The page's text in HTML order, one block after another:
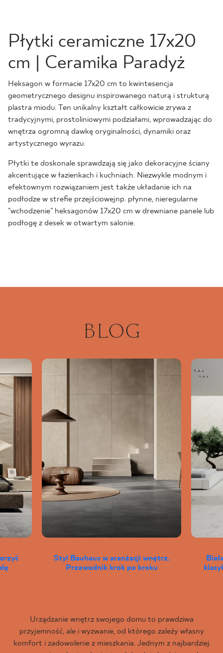
Płytki ceramiczne 17x20
cm | Ceramika Paradyż
Heksagon w formacie 17x20 cm to kwintesencja
geometrycznego designu inspirowanego naturą i strukturą
plastra miodu. Ten unikalny kształt całkowicie zrywa z
tradycyjnymi, prostoliniowymi podziałami, wprowadzając do
wnętrza ogromną dawkę oryginalności, dynamiki oraz
artystycznego wyrazu.
Płytki te doskonale sprawdzają się jako dekoracyjne ściany
akcentujące w łazienkach i kuchniach. Niezwykle modnym i
efektownym rozwiązaniem jest także układanie ich na
podłodze w strefie przejściowejnp. płynne, nieregularne
"wchodzenie" heksagonów 17x20 cm w drewniane panele lub
podłogę z desek w otwartym salonie.
BLOG
Styl Bauhaus w aranżacji wnętrz.
Przewodnik krok po kroku
Urządzanie wnętrz swojego domu to prawdziwa
przyjemność, ale i wyzwanie, od którego zależy własny
komfort i zadowolenie z mieszkania. Jednym z najbardziej